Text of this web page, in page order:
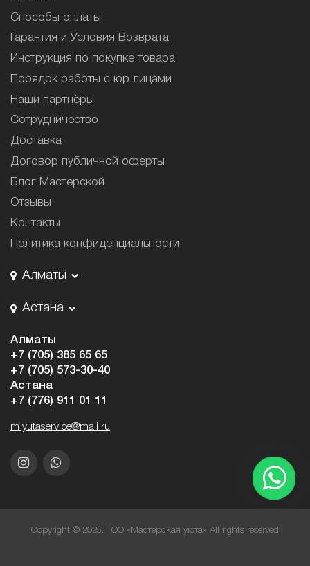
Способы оплаты
Гарантия и Условия Возврата
Инструкция по покупке товара
Порядок работы с юр.лицами
Наши партнёры
Сотрудничество
Доставка
Договор публичной оферты
Блог Мастерской
Отзывы
Контакты
Политика конфиденциальности
Алматы
Астана
Алматы
+7 (705) 385 65 65
+7 (705) 573-30-40
Астана
+7 (776) 911 01 11
m.yutaservice@mail.ru
Copyright © 2025. ТОО «Мастерская уюта» All rights reserved